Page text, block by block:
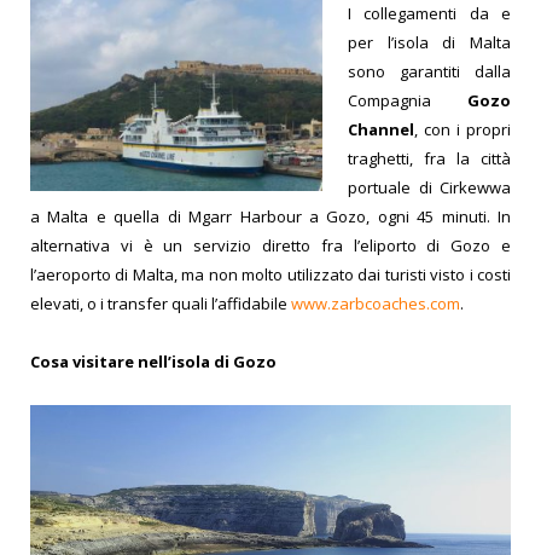
I collegamenti da e
per l’isola di Malta
sono garantiti dalla
Compagnia Gozo
Channel , con i propri
traghetti, fra la città
portuale di Cirkewwa
a Malta e quella di Mgarr Harbour a Gozo, ogni 45 minuti. In
alternativa vi è un servizio diretto fra l’eliporto di Gozo e
l’aeroporto di Malta, ma non molto utilizzato dai turisti visto i costi
elevati, o i transfer quali l’affidabile www.zarbcoaches.com.
Cosa visitare nell’isola di Gozo